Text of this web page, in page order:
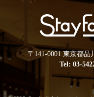
〒141-0001 東京都品
Tel: 03-